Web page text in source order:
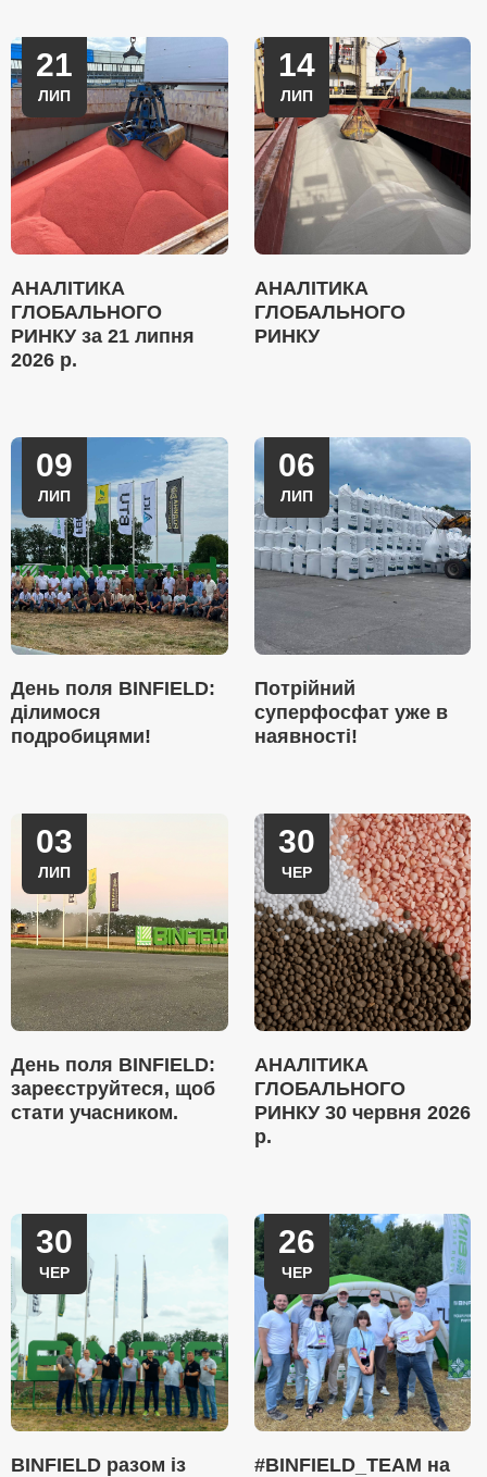
21
ЛИП
АНАЛІТИКА
ГЛОБАЛЬНОГО
РИНКУ за 21 липня
2026 р.
14
ЛИП
АНАЛІТИКА
ГЛОБАЛЬНОГО
РИНКУ
09
ЛИП
День поля BINFIELD:
ділимося
подробицями!
06
ЛИП
Потрійний
суперфосфат уже в
наявності!
03
ЛИП
День поля BINFIELD:
зареєструйтеся, щоб
стати учасником.
30
ЧЕР
АНАЛІТИКА
ГЛОБАЛЬНОГО
РИНКУ 30 червня 2026
р.
30
ЧЕР
BINFIELD разом із
26
ЧЕР
#BINFIELD_TEAM на